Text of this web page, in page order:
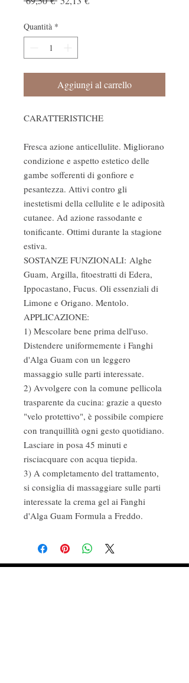
Quantità *
Aggiungi al carrello
CARATTERISTICHE
Fresca azione anticellulite. Migliorano
condizione e aspetto estetico delle
gambe sofferenti di gonfiore e
pesantezza. Attivi contro gli
inestetismi della cellulite e le adiposità
cutanee. Ad azione rassodante e
tonificante. Ottimi durante la stagione
estiva.
SOSTANZE FUNZIONALI: Alghe
Guam, Argilla, fitoestratti di Edera,
Ippocastano, Fucus. Oli essenziali di
Limone e Origano. Mentolo.
APPLICAZIONE:
1) Mescolare bene prima dell'uso.
Distendere uniformemente i Fanghi
d'Alga Guam con un leggero
massaggio sulle parti interessate.
2) Avvolgere con la comune pellicola
trasparente da cucina: grazie a questo
"velo protettivo", è possibile compiere
con tranquillità ogni gesto quotidiano.
Lasciare in posa 45 minuti e
risciacquare con acqua tiepida.
3) A completamento del trattamento,
si consiglia di massaggiare sulle parti
interessate la crema gel ai Fanghi
d'Alga Guam Formula a Freddo.